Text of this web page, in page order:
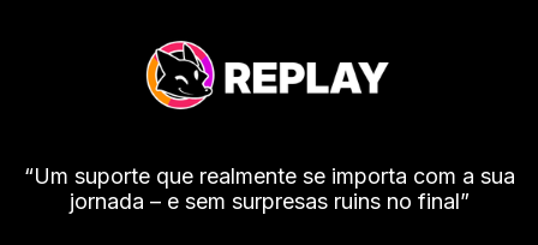
“Um suporte que realmente se importa com a sua
jornada – e sem surpresas ruins no final”